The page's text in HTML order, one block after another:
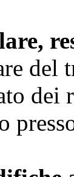
del
dei